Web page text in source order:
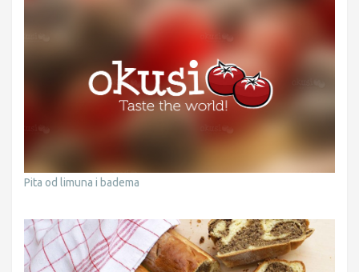
Pita od limuna i badema